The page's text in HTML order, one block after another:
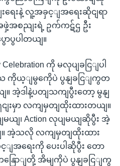
းရေးနဲ့ လူ့အခှင့ျအရေးဆိုငျရာ
ဖှဲ့အစညျးရဲ့ ဥက်ကဋ်ဌ ဦး
ာပွပါတယျ။
ကို မလုပျခငြျပါ
ကိုယ့ျမွကေိုပဲ ပွနျခငြျကွတ
။ အဲ့ဒါနဲ့ပတျသကျပွီးတော့ မွနျ
ငျးမှာ လကျမှတျထိုးထားတယျ။
မယျ၊ Action လုပျမယျဆိုပွီး အဲ့
။ အဲ့သလို လကျမှတျထိုးထား
အရေးကို ပေးပါဆိုပွီး တော
နြောျတို့ အိမျကိုပဲ ပွနျခငြျကွ